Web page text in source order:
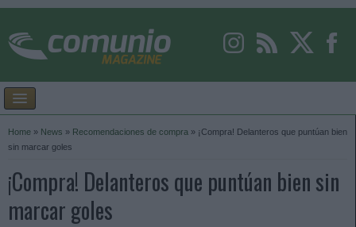
Home » News » Recomendaciones de compra » ¡Compra! Delanteros que puntúan bien
sin marcar goles
¡Compra! Delanteros que puntúan bien sin
marcar goles